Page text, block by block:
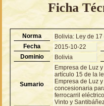
Ficha
Norma
Bolivia: Ley de
Fecha
2015-10-22
Dominio
Bolivia
Sumario
Empresa de Luz
artículo 15 de la
Empresa de Luz
concesionaria
ferrocarril
Vinto y